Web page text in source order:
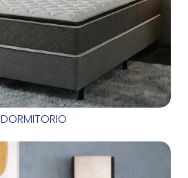
DORMITORIO